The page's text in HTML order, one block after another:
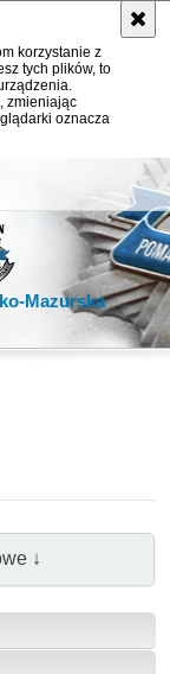
korzystanie z
tych plików, to
zmieniając
oznacza
Mazurska
↓